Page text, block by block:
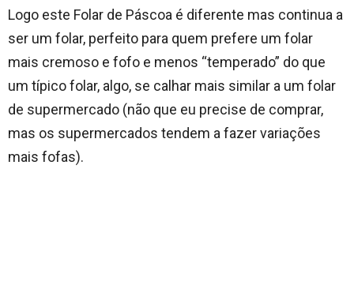
Logo este Folar de Páscoa é diferente mas continua a
ser um folar, perfeito para quem prefere um folar
mais cremoso e fofo e menos “temperado” do que
um típico folar, algo, se calhar mais similar a um folar
de supermercado (não que eu precise de comprar,
mas os supermercados tendem a fazer variações
mais fofas).